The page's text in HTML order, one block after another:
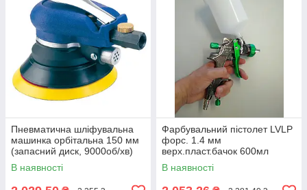
Пневматична шліфувальна
машинка орбітальна 150 мм
(запасний диск, 9000об/хв)
AIRKRAFT AT-980-6V
В наявності
Фарбувальний пістолет LVLP
форс. 1.4 мм
верх.пласт.бачок 600мл
AUARITA L-897-1.4
В наявності